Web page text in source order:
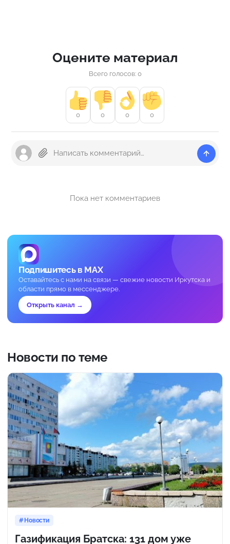
Оцените материал
Всего голосов: 0
0 0 0 0
Пока нет комментариев
Подпишитесь в MAX
Оставайтесь с нами на связи — свежие новости Иркутска и
области прямо в мессенджере.
Открыть канал →
Новости по теме
Новости
Газификация Братска: 131 дом уже